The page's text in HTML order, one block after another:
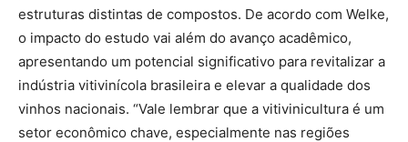
estruturas distintas de compostos. De acordo com Welke,
o impacto do estudo vai além do avanço acadêmico,
apresentando um potencial significativo para revitalizar a
indústria vitivinícola brasileira e elevar a qualidade dos
vinhos nacionais. “Vale lembrar que a vitivinicultura é um
setor econômico chave, especialmente nas regiões